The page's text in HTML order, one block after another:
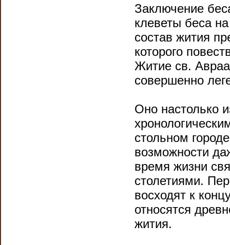
Заключение
клеветы беса
состав жития
которого
Житие св.
совершенно
Оно настолько
стольном
возможности
время жизни
столетиями.
восходят к
относятся
жития.